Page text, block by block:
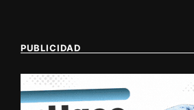
PUBLICIDAD